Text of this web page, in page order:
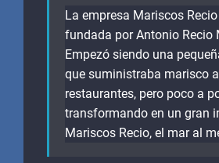
La empresa Mariscos
fundada por Antonio Recio
Empezó siendo una
que suministraba marisco
restaurantes, pero poco a
transformando en un gran
Mariscos Recio, el mar al